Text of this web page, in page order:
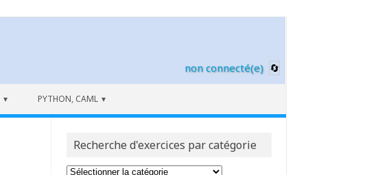
non connecté(e)
PYTHON, CAML
Recherche d'exercices par catégorie